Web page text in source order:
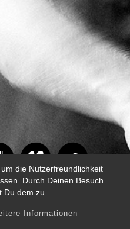
die Nutzerfreundlichkeit
Durch Deinen Besuch
Du dem zu.
Informationen